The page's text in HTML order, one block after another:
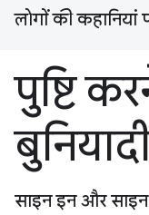
लोगों की कहानियां
पुष्टि
साइन इन और